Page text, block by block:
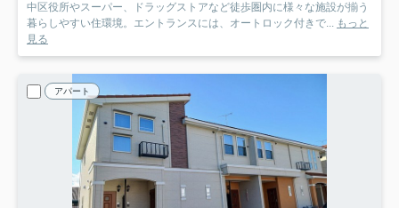
中区役所やスーパー、ドラッグストアなど徒歩圏内に様々な施設が揃う
暮らしやすい住環境。エントランスには、オートロック付きで... もっと
見る
アパート